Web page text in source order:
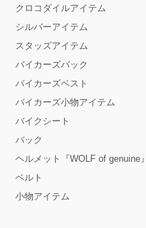
クロコダイルアイテム
シルバーアイテム
スタッズアイテム
バイカーズバック
バイカーズベスト
バイカーズ小物アイテム
バイクシート
バック
ヘルメット『WOLF of genuine』
ベルト
小物アイテム